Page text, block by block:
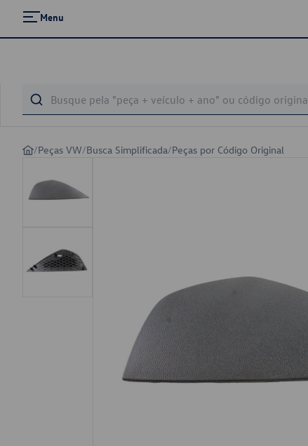
Menu
/Peças VW/Busca Simplificada/Peças por Código Original